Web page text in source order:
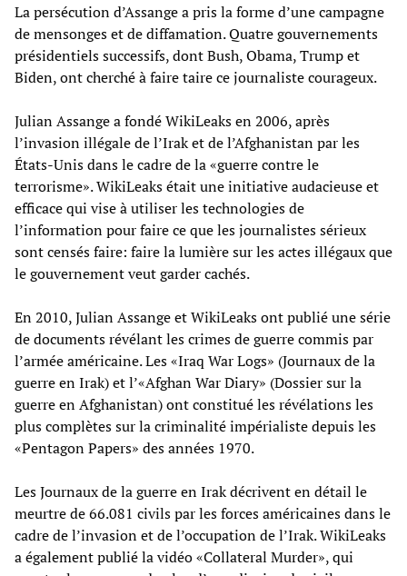
La persécution d’Assange a pris la forme d’une campagne
de mensonges et de diffamation. Quatre gouvernements
présidentiels successifs, dont Bush, Obama, Trump et
Biden, ont cherché à faire taire ce journaliste courageux.
Julian Assange a fondé WikiLeaks en 2006, après
l’invasion illégale de l’Irak et de l’Afghanistan par les
États-Unis dans le cadre de la «guerre contre le
terrorisme». WikiLeaks était une initiative audacieuse et
efficace qui vise à utiliser les technologies de
l’information pour faire ce que les journalistes sérieux
sont censés faire: faire la lumière sur les actes illégaux que
le gouvernement veut garder cachés.
En 2010, Julian Assange et WikiLeaks ont publié une série
de documents révélant les crimes de guerre commis par
l’armée américaine. Les «Iraq War Logs» (Journaux de la
guerre en Irak) et l’«Afghan War Diary» (Dossier sur la
guerre en Afghanistan) ont constitué les révélations les
plus complètes sur la criminalité impérialiste depuis les
«Pentagon Papers» des années 1970.
Les Journaux de la guerre en Irak décrivent en détail le
meurtre de 66.081 civils par les forces américaines dans le
cadre de l’invasion et de l’occupation de l’Irak. WikiLeaks
a également publié la vidéo «Collateral Murder», qui